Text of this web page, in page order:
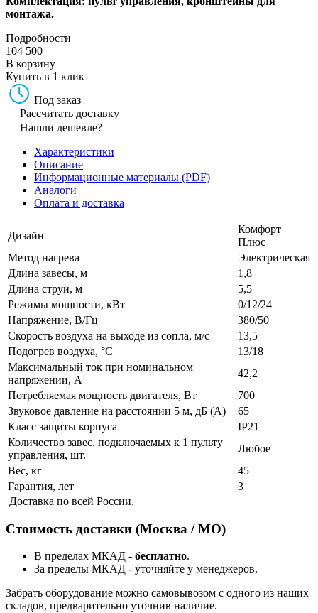
монтажа.
Подробности
104 500
В корзину
Купить в 1 клик
Под заказ
Рассчитать доставку
Нашли дешевле?
Характеристики
Описание
Информационные материалы (PDF)
Аналоги
Оплата и доставка
Дизайн
Комфорт
Плюс
Метод нагрева
Электрическая
Длина завесы, м
1,8
Длина струи, м
5,5
Режимы мощности, кВт
0/12/24
Напряжение, В/Гц
380/50
Скорость воздуха на выходе из сопла, м/с
13,5
Подогрев воздуха, °С
13/18
Максимальный ток при номинальном
напряжении, А
42,2
Потребляемая мощность двигателя, Вт
700
Звуковое давление на расстоянии 5 м, дБ (А)
65
Класс защиты корпуса
IP21
Количество завес, подключаемых к 1 пульту
управления, шт.
Любое
Вес, кг
45
Гарантия, лет
3
Доставка по всей России.
Стоимость доставки (Москва / МО)
В пределах МКАД - бесплатно.
За пределы МКАД - уточняйте у менеджеров.
Забрать оборудование можно самовывозом с одного из наших
складов, предварительно уточнив наличие.